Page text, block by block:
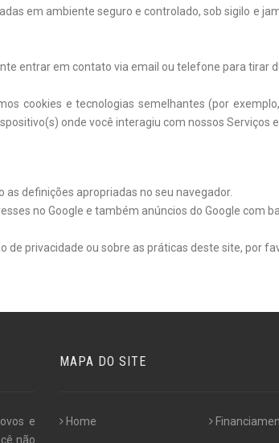
em ambiente seguro e controlado, sob sigilo e
entrar em contato via email ou telefone para tirar
cookies e tecnologias semelhantes (por
onde você interagiu com nossos Serviços
as definições apropriadas no seu navegador.
no Google e também anúncios do Google com
de privacidade ou sobre as práticas deste site, por
e
não
MAPA DO SITE
Home